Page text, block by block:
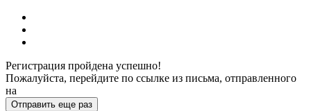
Регистрация пройдена успешно!
Пожалуйста, перейдите по ссылке из письма, отправленного
на
Отправить еще раз